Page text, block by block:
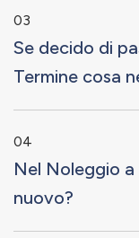
03
Se decido di
Termine cosa
04
Nel Noleggio
nuovo?